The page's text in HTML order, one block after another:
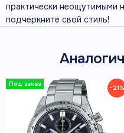
практически неощутимыми
подчеркните свой стиль!
−21%